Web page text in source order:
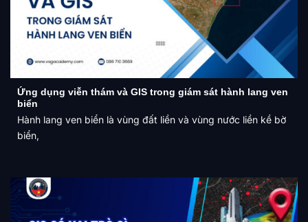
Ứng dụng viễn thám và GIS trong giám sát hành lang ven
biển
Hành lang ven biển là vùng đất liền và vùng nước liền kề bờ
biển,